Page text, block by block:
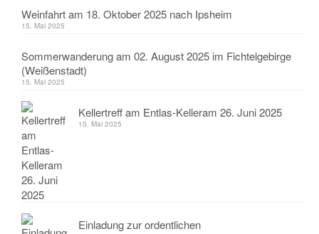
Weinfahrt am 18. Oktober 2025 nach Ipsheim
15. Mai 2025
Sommerwanderung am 02. August 2025 im Fichtelgebirge
(Weißenstadt)
15. Mai 2025
Kellertreff am Entlas-Kelleram 26. Juni 2025
15. Mai 2025
Einladung zur ordentlichen